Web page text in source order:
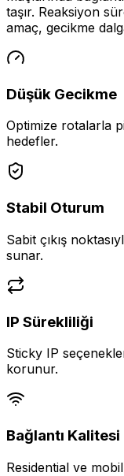
taşır. Reaksiyon
amaç, gecikme
Düşük Gecikme
Optimize rotalarla
hedefler.
Stabil Oturum
Sabit çıkış
sunar.
IP Sürekliliği
Sticky IP
korunur.
Bağlantı Kalitesi
Residential ve